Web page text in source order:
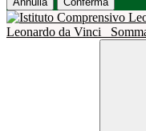
Leonardo da Vinci